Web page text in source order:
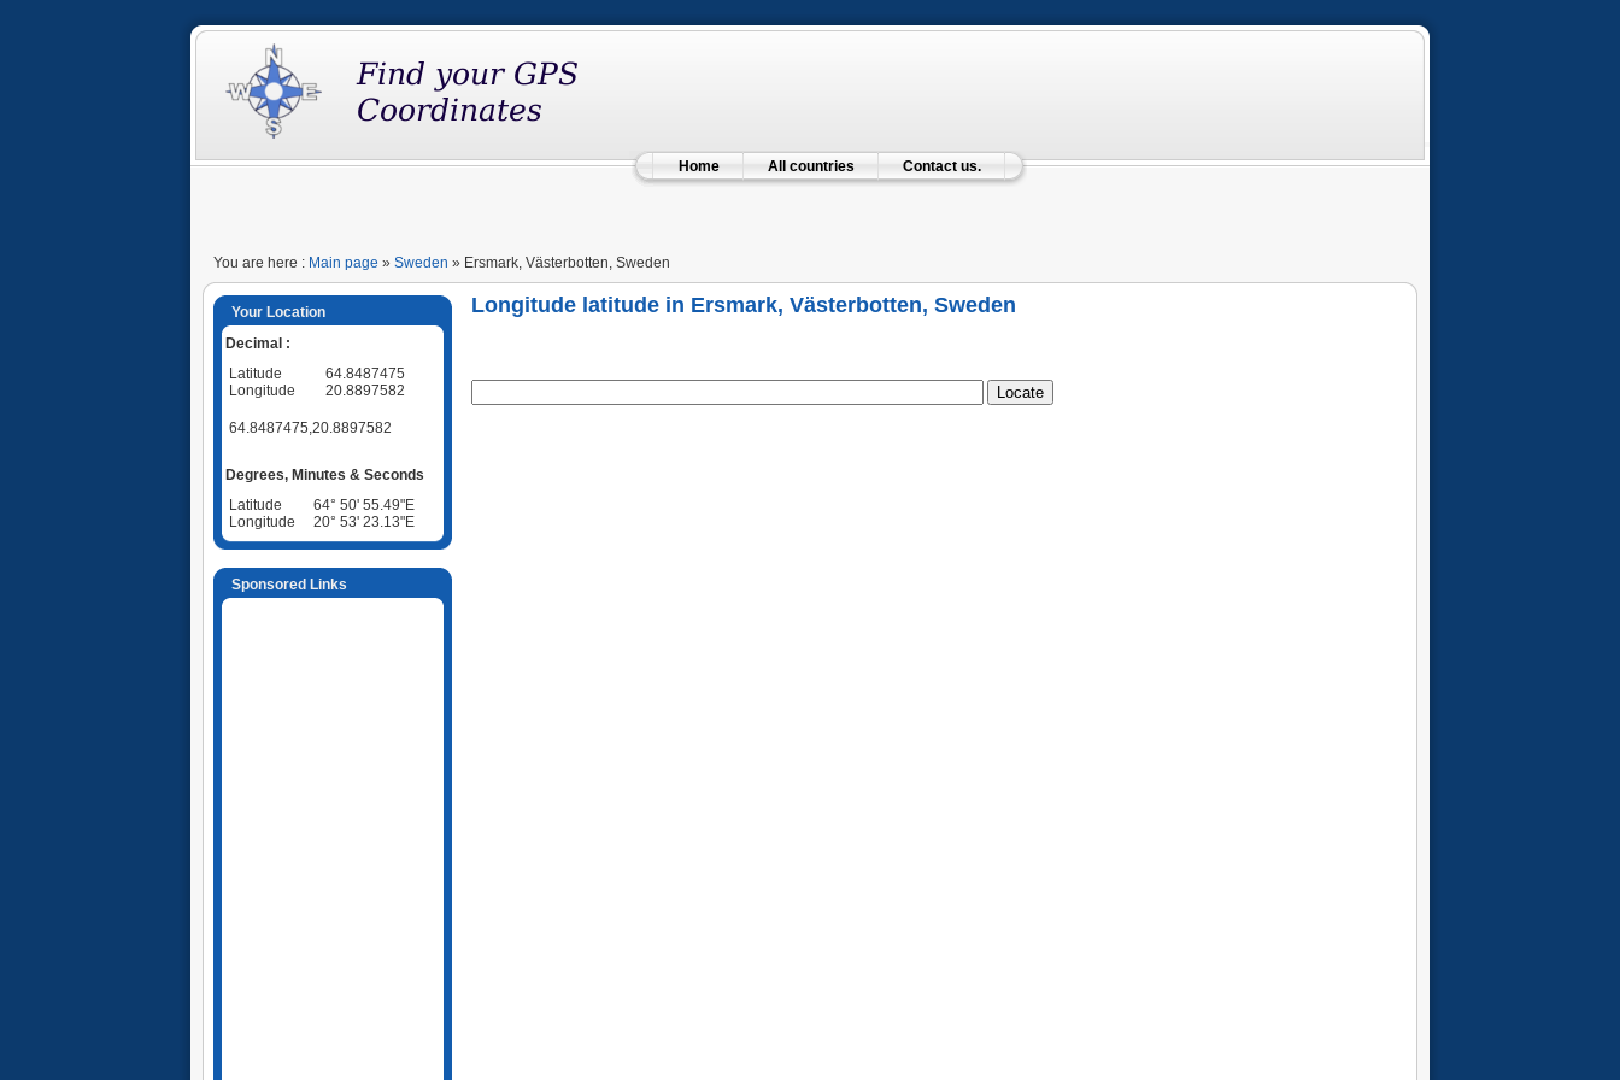
Home All countries Contact us.
You are here : Main page » Sweden » Ersmark, Västerbotten, Sweden
Your Location
Decimal :
Latitude
64.8487475
Longitude
20.8897582
64.8487475,20.8897582
Degrees, Minutes & Seconds
Latitude
64° 50' 55.49"E
Longitude
20° 53' 23.13"E
Sponsored Links
Longitude latitude in Ersmark, Västerbotten, Sweden